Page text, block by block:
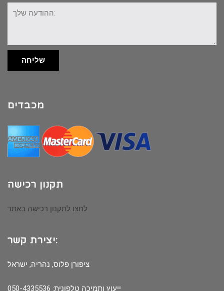
ההודעה
שלך:
שליחה
מכבדים
תקנון רכישה
לחצו לתקנון רכישה באתר
יצירת קשר:
ציפורן פלוס, נהריה, ישראל
ייעוץ ותמיכה טלפונית: 050-4335536